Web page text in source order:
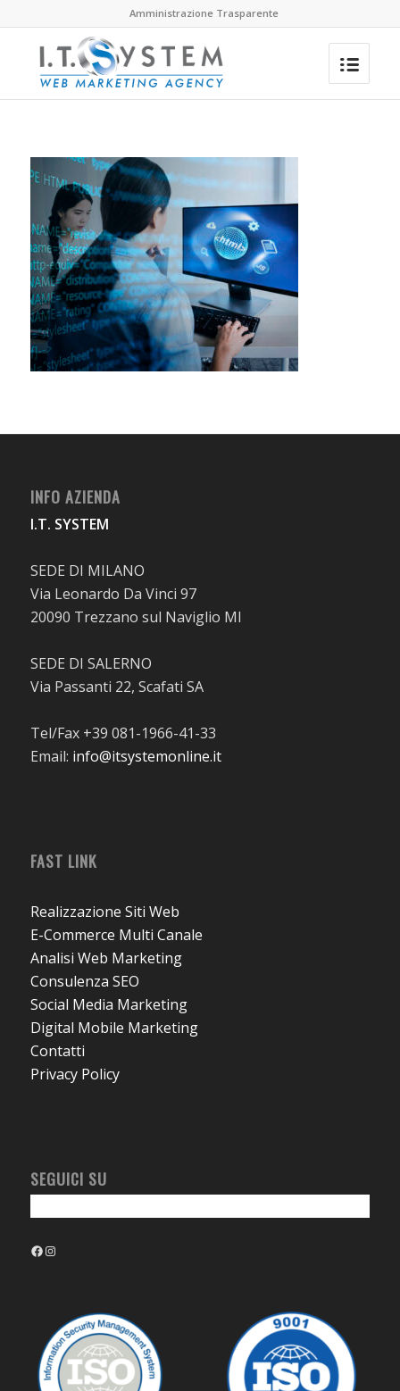
Amministrazione Trasparente
INFO AZIENDA
I.T. SYSTEM
SEDE DI MILANO
Via Leonardo Da Vinci 97
20090 Trezzano sul Naviglio MI
SEDE DI SALERNO
Via Passanti 22, Scafati SA
Tel/Fax +39 081-1966-41-33
Email: info@itsystemonline.it
FAST LINK
Realizzazione Siti Web
E-Commerce Multi Canale
Analisi Web Marketing
Consulenza SEO
Social Media Marketing
Digital Mobile Marketing
Contatti
Privacy Policy
SEGUICI SU
Facebook
Instagram